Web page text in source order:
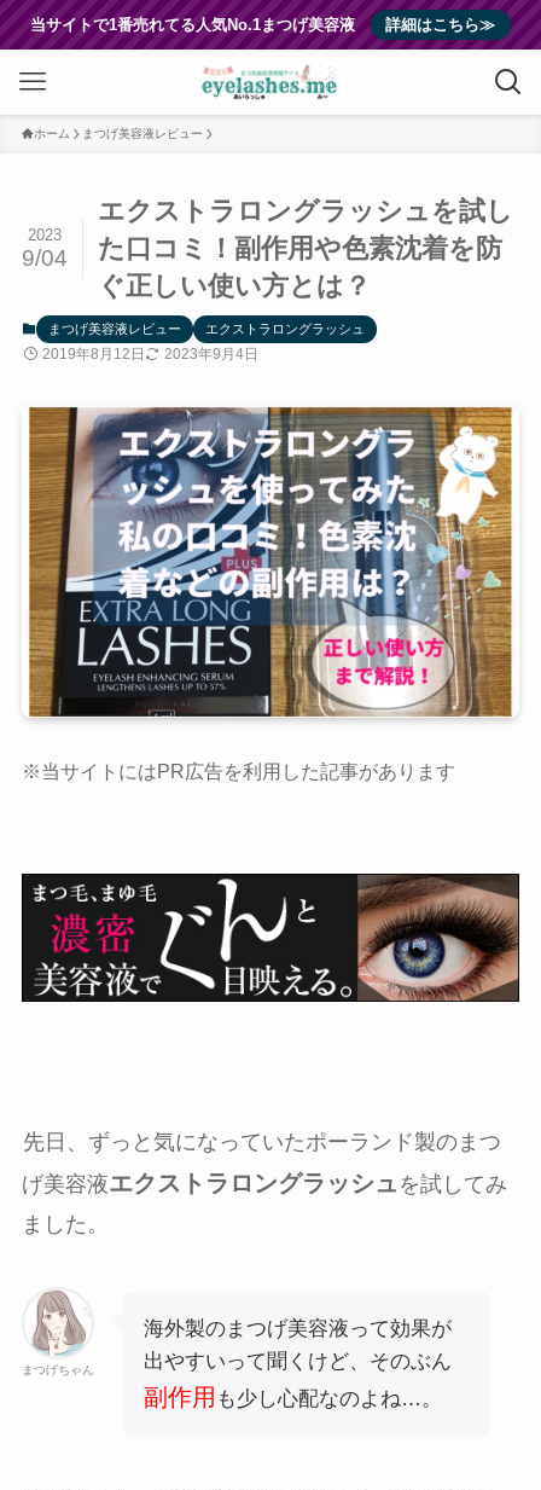
当サイトで1番売れてる人気No.1まつげ美容液 詳細はこちら≫
ホーム まつげ美容液レビュー
エクストラロングラッシュを試し
た口コミ！副作用や色素沈着を防
ぐ正しい使い方とは？
2023
9/04
まつげ美容液レビュー エクストラロングラッシュ
2019年8月12日 2023年9月4日
※当サイトにはPR広告を利用した記事があります
先日、ずっと気になっていたポーランド製のまつ
げ美容液エクストラロングラッシュ を試してみ
ました。
まつげちゃん
海外製のまつげ美容液って効果が
出やすいって聞くけど、そのぶん
副作用 も少し心配なのよね…。